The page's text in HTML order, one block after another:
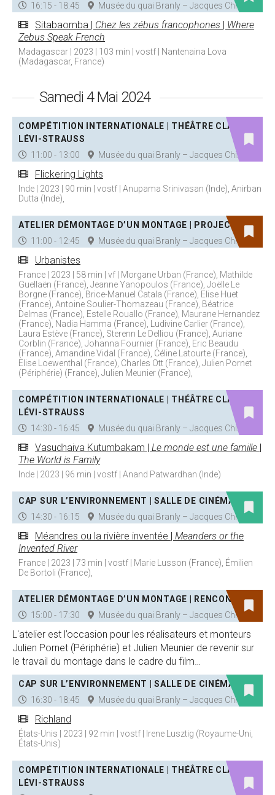
16:15 - 18:45
Musée du quai Branly – Jacques Chirac
Sitabaomba | Chez les zébus francophones | Where
Zebus Speak French
Madagascar | 2023 | 103 min | vostf | Nantenaina Lova
(Madagascar, France)
Samedi 4 Mai 2024
COMPÉTITION INTERNATIONALE | THÉÂTRE CLAUDE
LÉVI-STRAUSS
11:00 - 13:00
Musée du quai Branly – Jacques Chirac
Flickering Lights
Inde | 2023 | 90 min | vostf | Anupama Srinivasan (Inde), Anirban
Dutta (Inde),
ATELIER DÉMONTAGE D’UN MONTAGE | PROJECTION
11:00 - 12:45
Musée du quai Branly – Jacques Chirac
Urbanistes
France | 2023 | 58 min | vf | Morgane Urban (France), Mathilde
Guellaën (France), Jeanne Yanopoulos (France), Joëlle Le
Borgne (France), Brice-Manuel Catala (France), Elise Huet
(France), Antoine Soulier-Thomazeau (France), Béatrice
Delmas (France), Estelle Rouallo (France), Maurane Hernandez
(France), Nadia Hamma (France), Ludivine Carlier (France),
Laura Estève (France), Sterenn Le Delliou (France), Auriane
Corblin (France), Johanna Fournier (France), Eric Beaudu
(France), Amandine Vidal (France), Céline Latourte (France),
Elise Loewenthal (France), Charles Ott (France), Julien Pornet
(Périphérie) (France), Julien Meunier (France),
COMPÉTITION INTERNATIONALE | THÉÂTRE CLAUDE
LÉVI-STRAUSS
14:30 - 16:45
Musée du quai Branly – Jacques Chirac
Vasudhaiva Kutumbakam | Le monde est une famille |
The World is Family
Inde | 2023 | 96 min | vostf | Anand Patwardhan (Inde)
CAP SUR L’ENVIRONNEMENT | SALLE DE CINÉMA
14:30 - 16:15
Musée du quai Branly – Jacques Chirac
Méandres ou la rivière inventée | Meanders or the
Invented River
France | 2023 | 73 min | vostf | Marie Lusson (France), Émilien
De Bortoli (France),
ATELIER DÉMONTAGE D’UN MONTAGE | RENCONTRE
15:00 - 17:30
Musée du quai Branly – Jacques Chirac
L'atelier est l’occasion pour les réalisateurs et monteurs
Julien Pornet (Périphérie) et Julien Meunier de revenir sur
le travail du montage dans le cadre du film…
CAP SUR L’ENVIRONNEMENT | SALLE DE CINÉMA
16:30 - 18:45
Musée du quai Branly – Jacques Chirac
Richland
États-Unis | 2023 | 92 min | vostf | Irene Lusztig (Royaume-Uni,
États-Unis)
COMPÉTITION INTERNATIONALE | THÉÂTRE CLAUDE
LÉVI-STRAUSS